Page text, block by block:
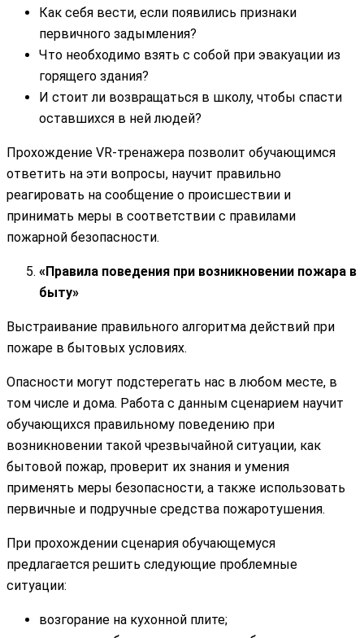
Как себя вести, если появились признаки
первичного задымления?
Что необходимо взять с собой при эвакуации из
горящего здания?
И стоит ли возвращаться в школу, чтобы спасти
оставшихся в ней людей?
Прохождение VR-тренажера позволит обучающимся
ответить на эти вопросы, научит правильно
реагировать на сообщение о происшествии и
принимать меры в соответствии с правилами
пожарной безопасности.
«Правила поведения при возникновении пожара в
быту»
Выстраивание правильного алгоритма действий при
пожаре в бытовых условиях.
Опасности могут подстерегать нас в любом месте, в
том числе и дома. Работа с данным сценарием научит
обучающихся правильному поведению при
возникновении такой чрезвычайной ситуации, как
бытовой пожар, проверит их знания и умения
применять меры безопасности, а также использовать
первичные и подручные средства пожаротушения.
При прохождении сценария обучающемуся
предлагается решить следующие проблемные
ситуации:
возгорание на кухонной плите;